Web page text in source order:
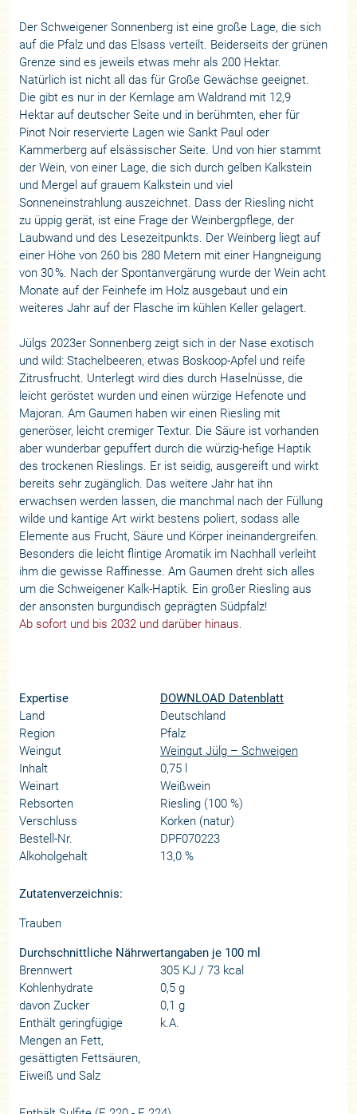
Der Schweigener Sonnenberg ist eine große Lage, die sich
auf die Pfalz und das Elsass verteilt. Beiderseits der grünen
Grenze sind es jeweils etwas mehr als 200 Hektar.
Natürlich ist nicht all das für Große Gewächse geeignet.
Die gibt es nur in der Kernlage am Waldrand mit 12,9
Hektar auf deutscher Seite und in berühmten, eher für
Pinot Noir reservierte Lagen wie Sankt Paul oder
Kammerberg auf elsässischer Seite. Und von hier stammt
der Wein, von einer Lage, die sich durch gelben Kalkstein
und Mergel auf grauem Kalkstein und viel
Sonneneinstrahlung auszeichnet. Dass der Riesling nicht
zu üppig gerät, ist eine Frage der Weinbergpflege, der
Laubwand und des Lesezeitpunkts. Der Weinberg liegt auf
einer Höhe von 260 bis 280 Metern mit einer Hangneigung
von 30 %. Nach der Spontanvergärung wurde der Wein acht
Monate auf der Feinhefe im Holz ausgebaut und ein
weiteres Jahr auf der Flasche im kühlen Keller gelagert.
Jülgs 2023er Sonnenberg zeigt sich in der Nase exotisch
und wild: Stachelbeeren, etwas Boskoop-Apfel und reife
Zitrusfrucht. Unterlegt wird dies durch Haselnüsse, die
leicht geröstet wurden und einen würzige Hefenote und
Majoran. Am Gaumen haben wir einen Riesling mit
generöser, leicht cremiger Textur. Die Säure ist vorhanden
aber wunderbar gepuffert durch die würzig-hefige Haptik
des trockenen Rieslings. Er ist seidig, ausgereift und wirkt
bereits sehr zugänglich. Das weitere Jahr hat ihn
erwachsen werden lassen, die manchmal nach der Füllung
wilde und kantige Art wirkt bestens poliert, sodass alle
Elemente aus Frucht, Säure und Körper ineinandergreifen.
Besonders die leicht flintige Aromatik im Nachhall verleiht
ihm die gewisse Raffinesse. Am Gaumen dreht sich alles
um die Schweigener Kalk-Haptik. Ein großer Riesling aus
der ansonsten burgundisch geprägten Südpfalz!
Ab sofort und bis 2032 und darüber hinaus.
Expertise
DOWNLOAD Datenblatt
Land
Deutschland
Region
Pfalz
Weingut
Weingut Jülg – Schweigen
Inhalt
0,75 l
Weinart
Weißwein
Rebsorten
Riesling (100 %)
Verschluss
Korken (natur)
Bestell-Nr.
DPF070223
Alkoholgehalt
13,0 %
Zutatenverzeichnis:
Trauben
Durchschnittliche Nährwertangaben je 100 ml
Brennwert
305 KJ / 73 kcal
Kohlenhydrate
0,5 g
davon Zucker
0,1 g
Enthält geringfügige
Mengen an Fett,
gesättigten Fettsäuren,
Eiweiß und Salz
k.A.